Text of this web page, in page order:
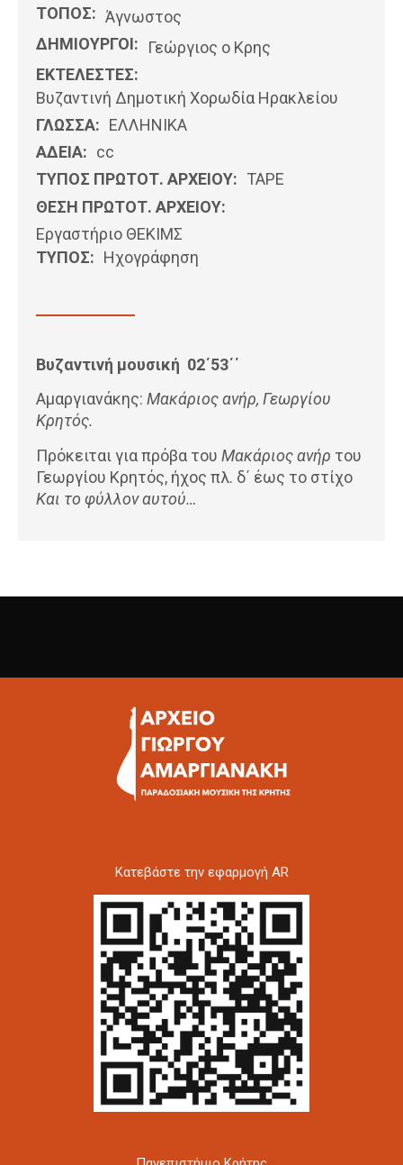
ΤΟΠΟΣ: Άγνωστος
ΔΗΜΙΟΥΡΓΟΙ:
Γεώργιος ο Κρης
ΕΚΤΕΛΕΣΤΕΣ:
Βυζαντινή Δημοτική Χορωδία Ηρακλείου
ΓΛΩΣΣΑ: ΕΛΛΗΝΙΚΆ
ΑΔΕΙΑ: cc
ΤΥΠΟΣ ΠΡΩΤΟΤ. ΑΡΧΕΙΟΥ: ΤΑΡΕ
ΘΕΣΗ ΠΡΩΤΟΤ. ΑΡΧΕΙΟΥ:
Εργαστήριο ΘΕΚΙΜΣ
ΤΥΠΟΣ: Ηχογράφηση
Βυζαντινή μουσική 02΄53΄΄
Αμαργιανάκης: Μακάριος ανήρ, Γεωργίου
Κρητός.
Πρόκειται για πρόβα του Μακάριος ανήρ του
Γεωργίου Κρητός, ήχος πλ. δ΄ έως το στίχο
Και το φύλλον αυτού…
Kατεβάστε την εφαρμογή AR